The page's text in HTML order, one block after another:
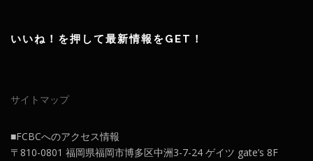
いいね！を押して最新情報をGET！
サイトマップ
■FCBCへのアクセス情報
〒810-0801 福岡県福岡市博多区中洲3-7-24 ゲイツ gate’s 8F